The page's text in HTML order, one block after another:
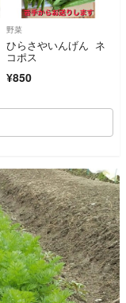
野菜
ひらさやいんげん ネ
コポス
¥850